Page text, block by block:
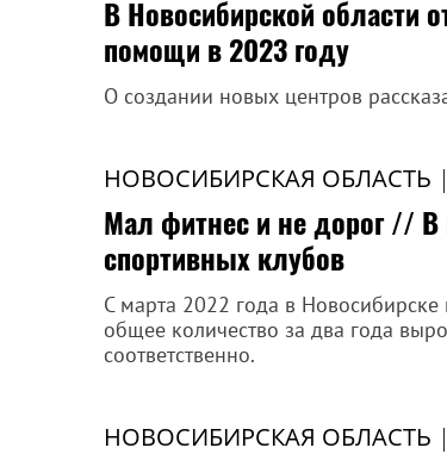
В Новосибирской области
помощи в 2023 году
О создании новых центров
НОВОСИБИРСКАЯ ОБЛАСТЬ |
Мал фитнес и не дорог // В
спортивных клубов
С марта 2022 года в
общее количество за два года
соответственно.
НОВОСИБИРСКАЯ ОБЛАСТЬ |